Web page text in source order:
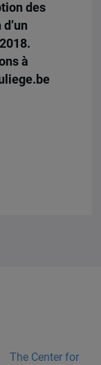
des
à
The Center for